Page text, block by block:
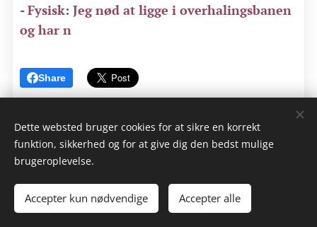
- Fysisk: Jeg nød at ligge i overhalingsbanen
og har n
Share
Leenemaria Juliet Bruun
Cookies
Dette websted bruger cookies for at sikre en korrekt
funktion, sikkerhed og for at give dig den bedst mulige
brugeroplevelse.
Accepter kun nødvendige Accepter alle